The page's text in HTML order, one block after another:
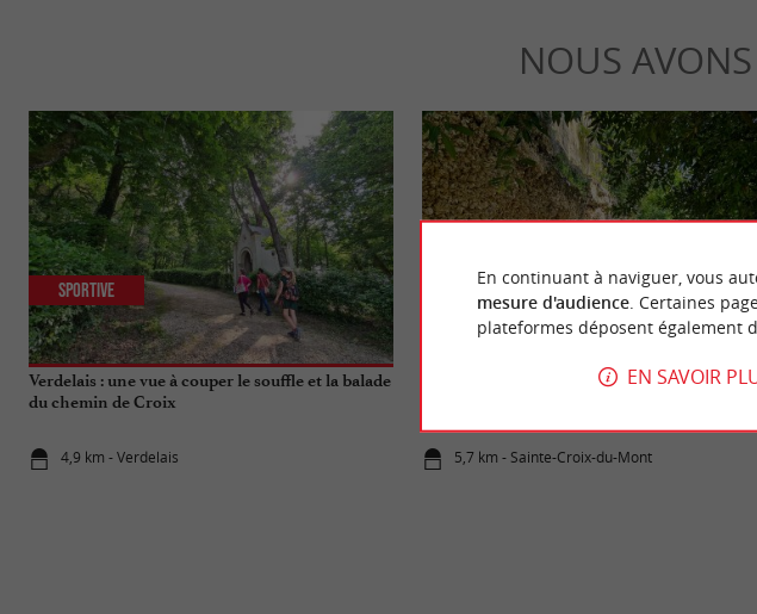
NOUS AVONS
Verdelais : une vue à couper le souffle et la balade
du chemin de Croix
4,9 km - Verdelais
Sportive
Sainte-Croix-du-Mont visite insolite de ses
5,7 km - Sainte-Croix-du-Mont
Culturelle
En continuant à naviguer, vous
mesure d'audience. Certaines
plateformes déposent également
EN SAVOIR